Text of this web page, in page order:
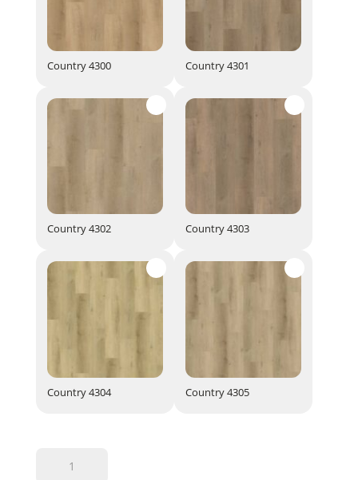
Country 4300 Country 4301
Country 4301
Country 4302 Country 4303
Country 4304 Country 4305